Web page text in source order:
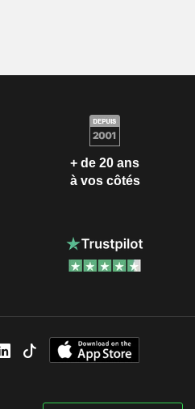
+ de 20 ans
à vos côtés